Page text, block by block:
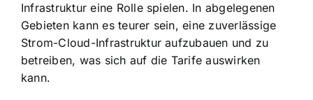
Infrastruktur eine Rolle spielen. In abgelegenen
Gebieten kann es teurer sein, eine zuverlässige
Strom-Cloud-Infrastruktur aufzubauen und zu
betreiben, was sich auf die Tarife auswirken
kann.